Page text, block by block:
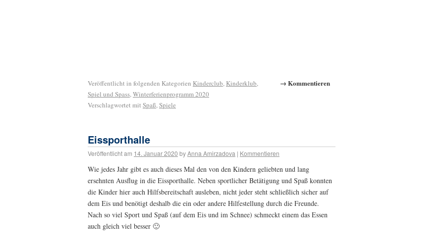
→ Kommentieren
Veröffentlicht in folgenden Kategorien Kinderclub, Kinderklub,
Spiel und Spass,Winterferienprogramm 2020
Verschlagwortet mit Spaß,Spiele
Eissporthalle
Veröffentlicht am 14. Januar 2020 byAnna Amirzadova | Kommentieren
Wie jedes Jahr gibt es auch dieses Mal den von den Kindern geliebten und lang
ersehnten Ausflug in die Eissporthalle. Neben sportlicher Betätigung und Spaß konnten
die Kinder hier auch Hilfsbereitschaft ausleben, nicht jeder steht schließlich sicher auf
dem Eis und benötigt deshalb die ein oder andere Hilfestellung durch die Freunde.
Nach so viel Sport und Spaß (auf dem Eis und im Schnee) schmeckt einem das Essen
auch gleich viel besser 🙂